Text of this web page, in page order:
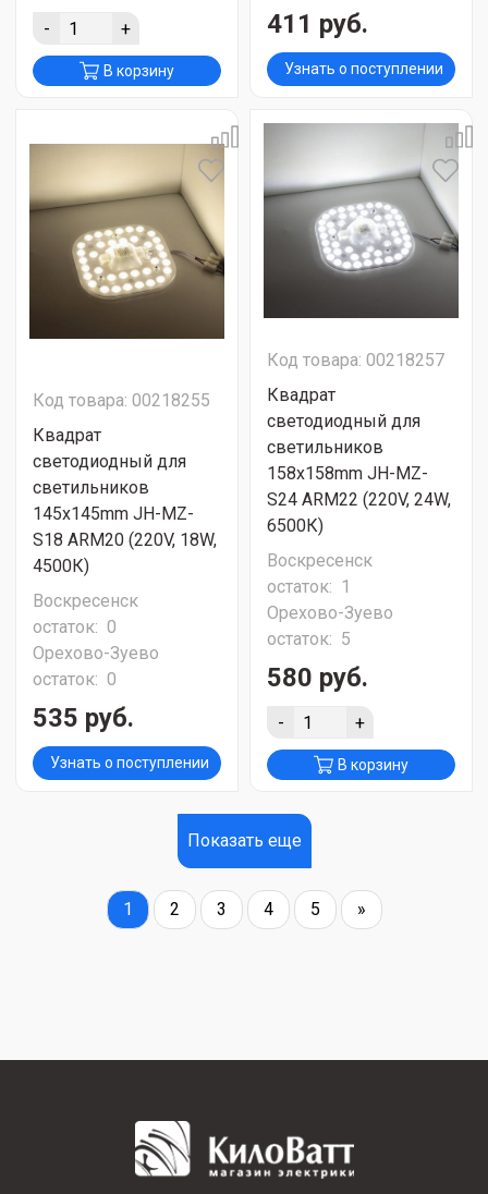
- +
В корзину
411 руб.
Узнать о поступлении
Код товара: 00218255
Квадрат
светодиодный для
светильников
145x145mm JH-MZ-
S18 ARM20 (220V, 18W,
4500К)
Воскресенск
остаток: 0
Орехово-Зуево
остаток: 0
535 руб.
Узнать о поступлении
Код товара: 00218257
Квадрат
светодиодный для
светильников
158x158mm JH-MZ-
S24 ARM22 (220V, 24W,
6500К)
Воскресенск
остаток: 1
Орехово-Зуево
остаток: 5
580 руб.
- +
В корзину
Показать еще
1 2 3 4 5 »